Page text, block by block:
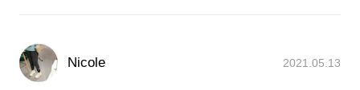
Nicole 2021.05.13